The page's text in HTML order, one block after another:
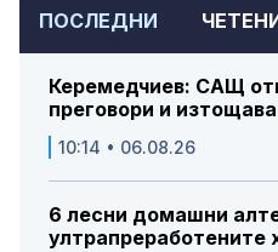
ПОСЛЕДНИ
Керемедчиев: САЩ
преговори и
10:14 • 06.08.26
6 лесни домашни
ултрапреработените